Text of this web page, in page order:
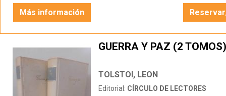
Más información
GUERRA Y PAZ (2 TOMOS)
TOLSTOI, LEON
Editorial: CÍRCULO DE LECTORES